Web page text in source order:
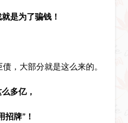
是为了骗钱！
，大部分就是这么来的。
多亿，
招牌”！